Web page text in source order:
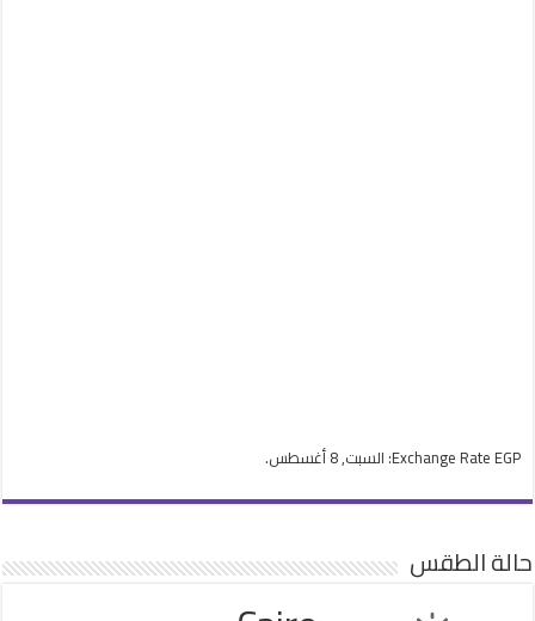
Exchange Rate EGP : السبت, 8 أغسطس.
حالة الطقس